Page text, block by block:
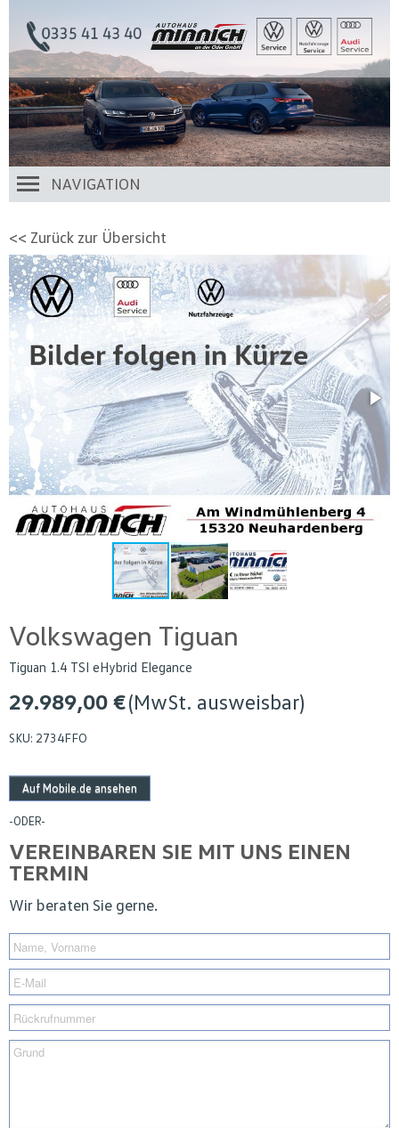
NAVIGATION
<< Zurück zur Übersicht
Volkswagen Tiguan
Tiguan 1.4 TSI eHybrid Elegance
29.989,00 €(MwSt. ausweisbar)
SKU: 2734FFO
Auf Mobile.de ansehen
-ODER-
VEREINBAREN SIE MIT UNS EINEN
TERMIN
Wir beraten Sie gerne.